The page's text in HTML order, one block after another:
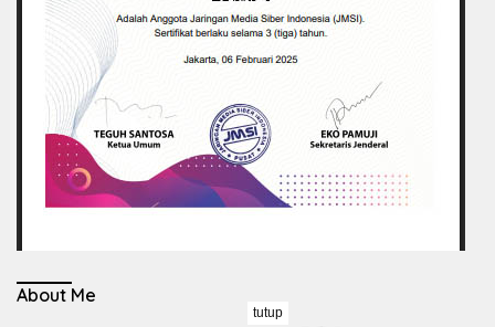
About Me
tutup